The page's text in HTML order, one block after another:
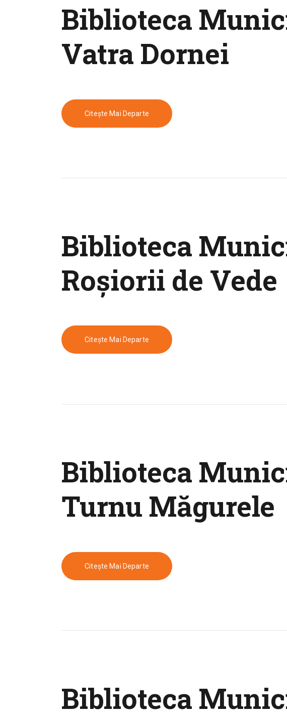
Biblioteca
Vatra Dornei
Citește Mai Departe
Biblioteca
Roşiorii de Vede
Citește Mai Departe
Biblioteca
Turnu Măgurele
Citește Mai Departe
Biblioteca